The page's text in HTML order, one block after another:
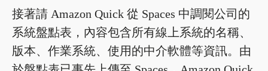
接著請 Amazon Quick 從 Spaces 中調閱公司的
系統盤點表，內容包含所有線上系統的名稱、
版本、作業系統、使用的中介軟體等資訊。由